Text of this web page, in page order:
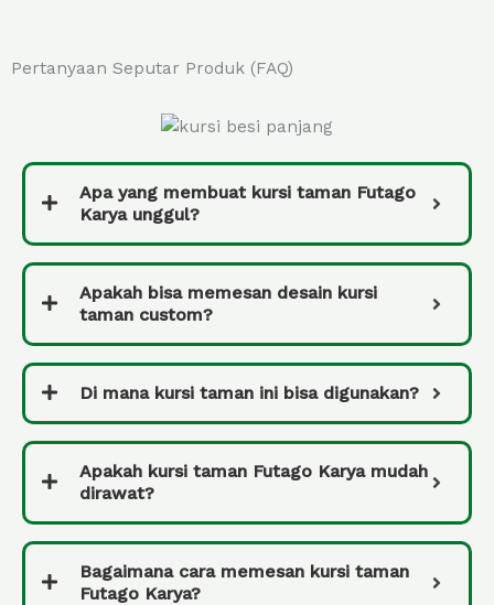
Pertanyaan Seputar Produk (FAQ)
Apa yang membuat kursi taman Futago
Karya unggul?
Apakah bisa memesan desain kursi
taman custom?
Di mana kursi taman ini bisa digunakan?
Apakah kursi taman Futago Karya mudah
dirawat?
Bagaimana cara memesan kursi taman
Futago Karya?